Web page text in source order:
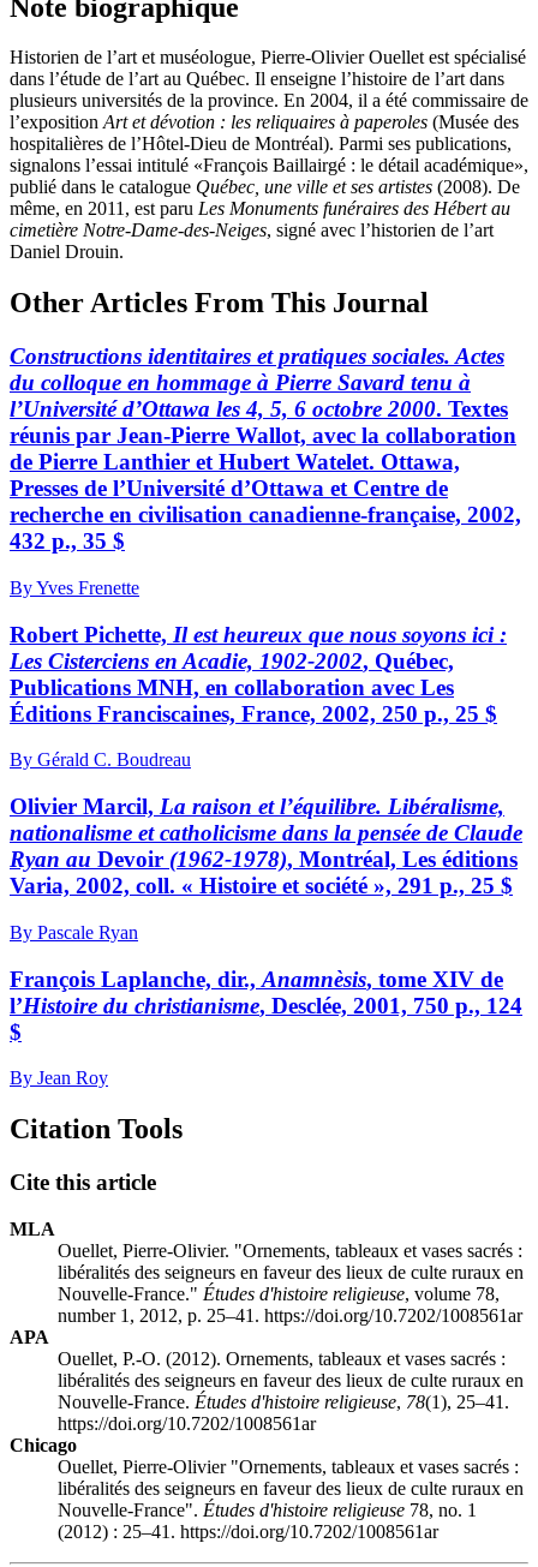
Note biographique
Historien de l’art et muséologue, Pierre-Olivier Ouellet est spécialisé
dans l’étude de l’art au Québec. Il enseigne l’histoire de l’art dans
plusieurs universités de la province. En 2004, il a été commissaire de
l’expositionArt et dévotion : les reliquaires à paperoles (Musée des
hospitalières de l’Hôtel-Dieu de Montréal). Parmi ses publications,
signalons l’essai intitulé «François Baillairgé : le détail académique»,
publié dans le catalogue Québec, une ville et ses artistes (2008). De
même, en 2011, est paru Les Monuments funéraires des Hébert au
cimetière Notre-Dame-des-Neiges, signé avec l’historien de l’art
Daniel Drouin.
Other Articles From This Journal
Constructions identitaires et pratiques sociales. Actes
du colloque en hommage à Pierre Savard tenu à
l’Université d’Ottawa les 4, 5, 6 octobre 2000. Textes
réunis par Jean-Pierre Wallot, avec la collaboration
de Pierre Lanthier et Hubert Watelet. Ottawa,
Presses de l’Université d’Ottawa et Centre de
recherche en civilisation canadienne-française, 2002,
432 p., 35 $
By Yves Frenette
Robert Pichette, Il est heureux que nous soyons ici :
Les Cisterciens en Acadie, 1902-2002, Québec,
Publications MNH, en collaboration avec Les
Éditions Franciscaines, France, 2002, 250 p., 25 $
By Gérald C. Boudreau
Olivier Marcil, La raison et l’équilibre. Libéralisme,
nationalisme et catholicisme dans la pensée de Claude
Ryan au Devoir (1962-1978), Montréal, Les éditions
Varia, 2002, coll. « Histoire et société », 291 p., 25 $
By Pascale Ryan
François Laplanche, dir., Anamnèsis, tome XIV de
l’Histoire du christianisme, Desclée, 2001, 750 p., 124
$
By Jean Roy
Citation Tools
Cite this article
MLA
Ouellet, Pierre-Olivier. "Ornements, tableaux et vases sacrés :
libéralités des seigneurs en faveur des lieux de culte ruraux en
Nouvelle-France." Études d'histoire religieuse, volume 78,
number 1, 2012, p. 25–41. https://doi.org/10.7202/1008561ar
APA
Ouellet, P.-O. (2012). Ornements, tableaux et vases sacrés :
libéralités des seigneurs en faveur des lieux de culte ruraux en
Nouvelle-France. Études d'histoire religieuse, 78(1), 25–41.
https://doi.org/10.7202/1008561ar
Chicago
Ouellet, Pierre-Olivier "Ornements, tableaux et vases sacrés :
libéralités des seigneurs en faveur des lieux de culte ruraux en
Nouvelle-France". Études d'histoire religieuse 78, no. 1
(2012) : 25–41. https://doi.org/10.7202/1008561ar